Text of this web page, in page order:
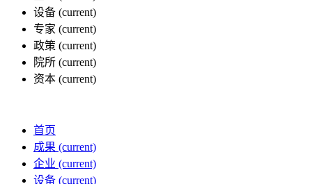
设备 (current)
专家 (current)
政策 (current)
院所 (current)
资本 (current)
首页
成果 (current)
企业 (current)
设备 (current)